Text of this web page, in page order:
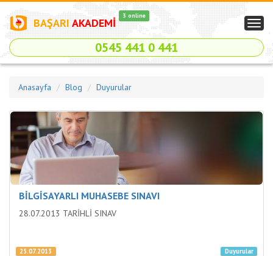
BAŞARIAKADEMİ
3 online
0545 441 0 441
Anasayfa Blog Duyurular
BİLGİSAYARLI MUHASEBE SINAVI
28.07.2013 TARİHLİ SINAV
25.07.2013 Duyurular